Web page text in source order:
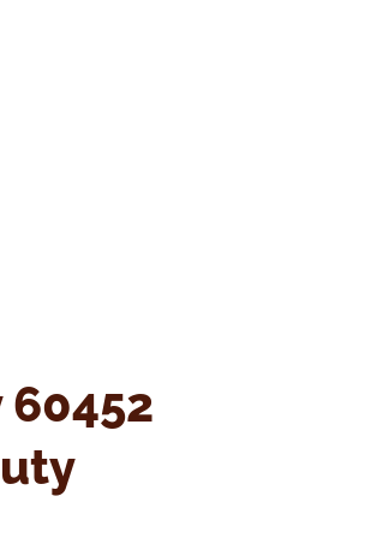
60452